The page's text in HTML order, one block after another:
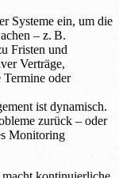
Systeme ein, um die
– z. B.
Fristen und
Verträge,
oder
ist dynamisch.
zurück – oder
Monitoring